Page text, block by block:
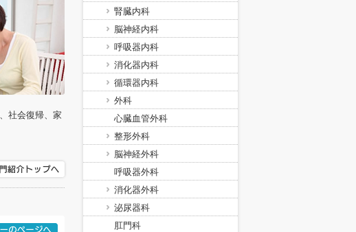
社会復帰、家
腎臓内科
脳神経内科
呼吸器内科
消化器内科
循環器内科
外科
心臓血管外科
整形外科
脳神経外科
呼吸器外科
消化器外科
泌尿器科
肛門科